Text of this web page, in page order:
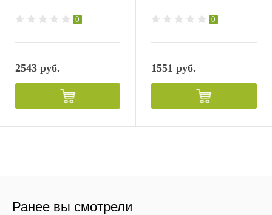
0
2543 руб.
0
1551 руб.
Ранее вы смотрели